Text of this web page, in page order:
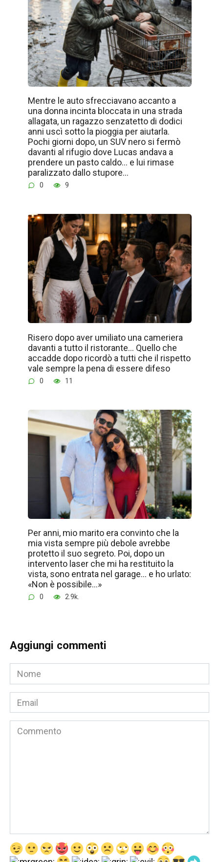
Mentre le auto sfrecciavano accanto a
una donna incinta bloccata in una strada
allagata, un ragazzo senzatetto di dodici
anni uscì sotto la pioggia per aiutarla.
Pochi giorni dopo, un SUV nero si fermò
davanti al rifugio dove Lucas andava a
prendere un pasto caldo… e lui rimase
paralizzato dallo stupore…
0 9
Risero dopo aver umiliato una cameriera
davanti a tutto il ristorante… Quello che
accadde dopo ricordò a tutti che il rispetto
vale sempre la pena di essere difeso
0 11
Per anni, mio marito era convinto che la
mia vista sempre più debole avrebbe
protetto il suo segreto. Poi, dopo un
intervento laser che mi ha restituito la
vista, sono entrata nel garage… e ho urlato:
«Non è possibile…»
0 2.9k.
Aggiungi commenti
Nome
Email
Commento